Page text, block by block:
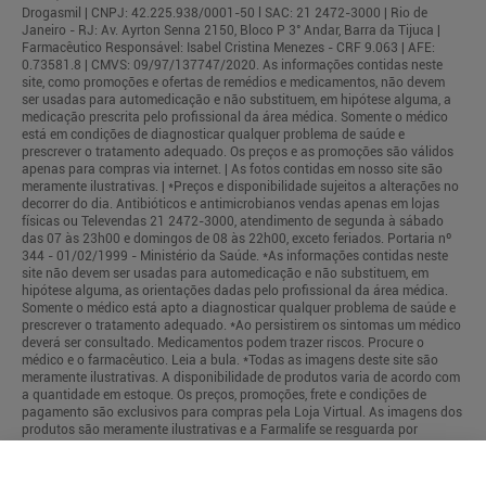
Drogasmil | CNPJ: 42.225.938/0001-50 l SAC: 21 2472-3000 | Rio de
Janeiro - RJ: Av. Ayrton Senna 2150, Bloco P 3° Andar, Barra da Tijuca |
Farmacêutico Responsável: Isabel Cristina Menezes - CRF 9.063 | AFE:
0.73581.8 | CMVS: 09/97/137747/2020. As informações contidas neste
site, como promoções e ofertas de remédios e medicamentos, não devem
ser usadas para automedicação e não substituem, em hipótese alguma, a
medicação prescrita pelo profissional da área médica. Somente o médico
está em condições de diagnosticar qualquer problema de saúde e
prescrever o tratamento adequado. Os preços e as promoções são válidos
apenas para compras via internet. | As fotos contidas em nosso site são
meramente ilustrativas. | *Preços e disponibilidade sujeitos a alterações no
decorrer do dia. Antibióticos e antimicrobianos vendas apenas em lojas
físicas ou Televendas 21 2472-3000, atendimento de segunda à sábado
das 07 às 23h00 e domingos de 08 às 22h00, exceto feriados. Portaria nº
344 - 01/02/1999 - Ministério da Saúde. *As informações contidas neste
site não devem ser usadas para automedicação e não substituem, em
hipótese alguma, as orientações dadas pelo profissional da área médica.
Somente o médico está apto a diagnosticar qualquer problema de saúde e
prescrever o tratamento adequado. *Ao persistirem os sintomas um médico
deverá ser consultado. Medicamentos podem trazer riscos. Procure o
médico e o farmacêutico. Leia a bula. *Todas as imagens deste site são
meramente ilustrativas. A disponibilidade de produtos varia de acordo com
a quantidade em estoque. Os preços, promoções, frete e condições de
pagamento são exclusivos para compras pela Loja Virtual. As imagens dos
produtos são meramente ilustrativas e a Farmalife se resguarda por